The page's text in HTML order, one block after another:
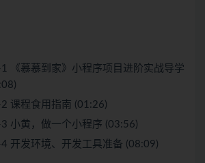
《慕慕到家》小程序项目进阶实战导学
课程食用指南 (01:26)
小黄，做一个小程序 (03:56)
开发环境、开发工具准备 (08:09)